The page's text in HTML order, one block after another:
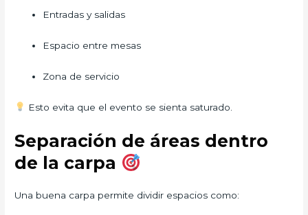
Entradas y salidas
Espacio entre mesas
Zona de servicio
Esto evita que el evento se sienta saturado.
Separación de áreas dentro
de la carpa
Una buena carpa permite dividir espacios como: